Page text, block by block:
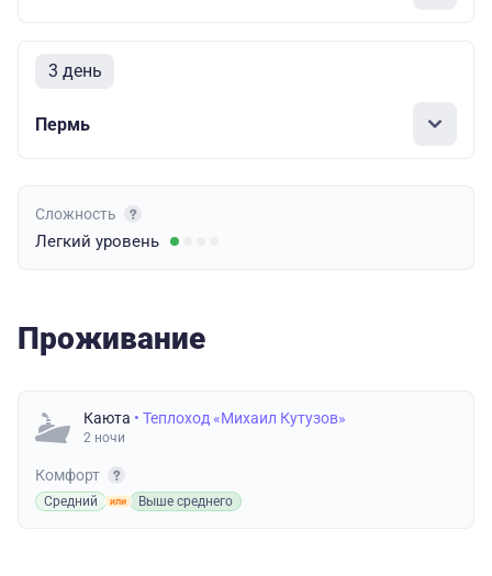
3 день
Пермь
Сложность
Легкий уровень
Проживание
Каюта • Теплоход «Михаил Кутузов»
2 ночи
Комфорт
Средний Выше среднего